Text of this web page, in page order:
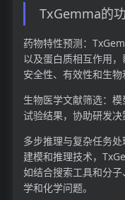
TxGemma的
药物特性预测：
以及蛋白质相互作用
安全性、有效性和生物
生物医学文献筛选：
试验结果，协助研发决
多步推理与复杂任务
建模和推理技术，
如结合搜索工具和分
学和化学问题。